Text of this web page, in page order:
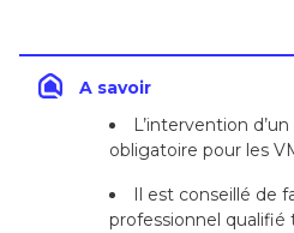
A savoir
L’intervention
obligatoire pour les
Il est conseillé de
professionnel qualifié